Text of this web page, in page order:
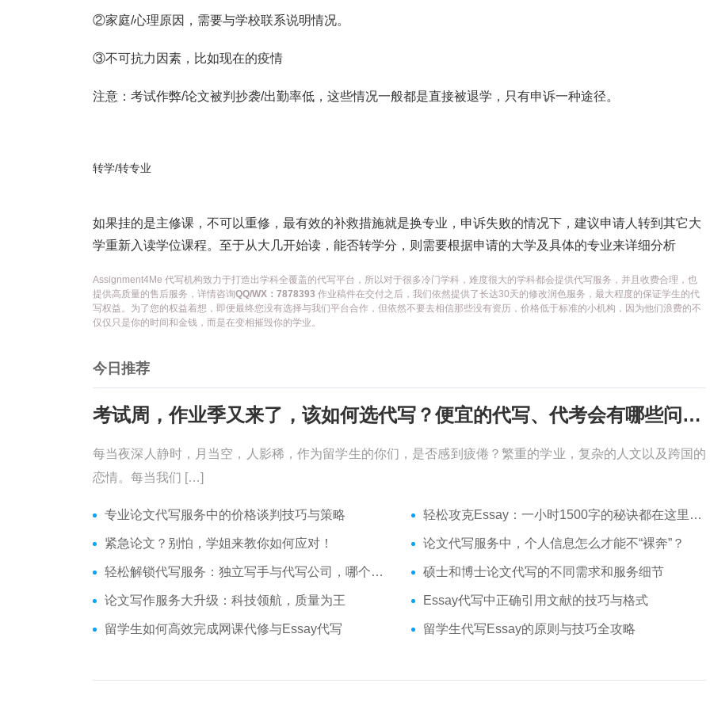
②家庭/心理原因，需要与学校联系说明情况。
③不可抗力因素，比如现在的疫情
注意：考试作弊/论文被判抄袭/出勤率低，这些情况一般都是直接被退学，只有申诉一种途径。
转学/转专业
如果挂的是主修课，不可以重修，最有效的补救措施就是换专业，申诉失败的情况下，建议申请人转到其它大
学重新入读学位课程。至于从大几开始读，能否转学分，则需要根据申请的大学及具体的专业来详细分析
Assignment4Me 代写机构致力于打造出学科全覆盖的代写平台，所以对于很多冷门学科，难度很大的学科都会提供代写服务，并且收费合理，也
提供高质量的售后服务，详情咨询QQ/WX：7878393 作业稿件在交付之后，我们依然提供了长达30天的修改润色服务，最大程度的保证学生的代
写权益。为了您的权益着想，即便最终您没有选择与我们平台合作，但依然不要去相信那些没有资历，价格低于标准的小机构，因为他们浪费的不
仅仅只是你的时间和金钱，而是在变相摧毁你的学业。
今日推荐
考试周，作业季又来了，该如何选代写？便宜的代写、代考会有哪些问题？
每当夜深人静时，月当空，人影稀，作为留学生的你们，是否感到疲倦？繁重的学业，复杂的人文以及跨国的
恋情。每当我们 […]
专业论文代写服务中的价格谈判技巧与策略 轻松攻克Essay：一小时1500字的秘诀都在这里了！
紧急论文？别怕，学姐来教你如何应对！ 论文代写服务中，个人信息怎么才能不“裸奔”？
轻松解锁代写服务：独立写手与代写公司，哪个更适合你？ 硕士和博士论文代写的不同需求和服务细节
论文写作服务大升级：科技领航，质量为王 Essay代写中正确引用文献的技巧与格式
留学生如何高效完成网课代修与Essay代写 留学生代写Essay的原则与技巧全攻略